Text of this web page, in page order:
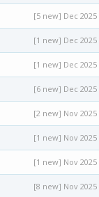
[5 new] Dec 2025
[1 new] Dec 2025
[1 new] Dec 2025
[6 new] Dec 2025
[2 new] Nov 2025
[1 new] Nov 2025
[1 new] Nov 2025
[8 new] Nov 2025